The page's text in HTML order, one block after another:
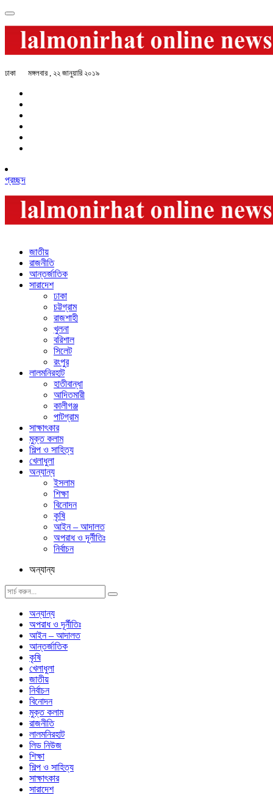
ঢাকা মঙ্গলবার , ২২ জানুয়ারি ২০১৯
প্রচ্ছদ
জাতীয়
রাজনীতি
আন্তর্জাতিক
সারাদেশ
ঢাকা
চট্টগ্রাম
রাজশাহী
খুলনা
বরিশাল
সিলেট
রংপুর
লালমনিরহাট
হাতীবান্ধা
আদিতমারী
কালীগঞ্জ
পাটগ্রাম
সাক্ষাৎকার
মুক্ত কলাম
শিল্প ও সাহিত্য
খেলাধুলা
অন্যান্য
ইসলাম
শিক্ষা
বিনোদন
কৃষি
আইন – আদালত
অপরাধ ও দূর্নীতিঃ
নির্বাচন
অন্যান্য
অন্যান্য
অপরাধ ও দূর্নীতিঃ
আইন – আদালত
আন্তর্জাতিক
কৃষি
খেলাধুলা
জাতীয়
নির্বাচন
বিনোদন
মুক্ত কলাম
রাজনীতি
লালমনিরহাট
লিড নিউজ
শিক্ষা
শিল্প ও সাহিত্য
সাক্ষাৎকার
সারাদেশ